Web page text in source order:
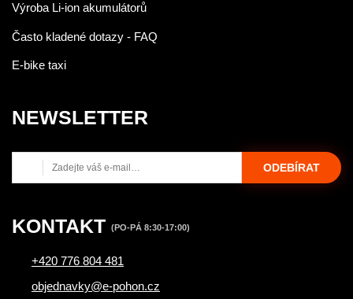
Výroba Li-ion akumulátorů
Často kladené dotazy - FAQ
E-bike taxi
NEWSLETTER
ODEBÍRAT
KONTAKT (PO-PÁ 8:30-17:00)
+420 776 804 481
objednavky@e-pohon.cz